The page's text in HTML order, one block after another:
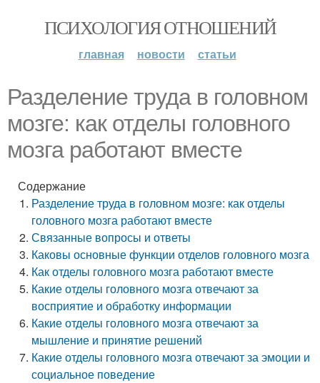
ПСИХОЛОГИЯ ОТНОШЕНИЙ
главная новости статьи
Разделение труда в головном
мозге: как отделы головного
мозга работают вместе
Содержание
Разделение труда в головном мозге: как отделы
головного мозга работают вместе
Связанные вопросы и ответы
Каковы основные функции отделов головного мозга
Как отделы головного мозга работают вместе
Какие отделы головного мозга отвечают за
восприятие и обработку информации
Какие отделы головного мозга отвечают за
мышление и принятие решений
Какие отделы головного мозга отвечают за эмоции и
социальное поведение